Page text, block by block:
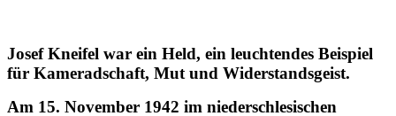
Josef Kneifel war ein Held, ein leuchtendes Beispiel
für Kameradschaft, Mut und Widerstandsgeist.
Am 15. November 1942 im niederschlesischen